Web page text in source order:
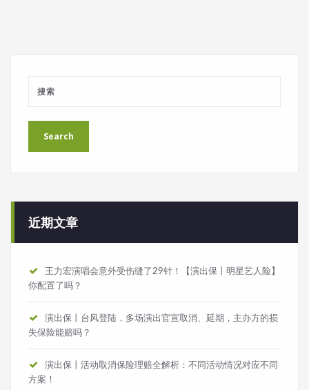
近期文章
王力宏演唱会意外受伤缝了29针！【演出保丨明星艺人险】
你配置了吗？
演出保丨台风登陆，多场演出官宣取消、延期，主办方的损
失保险能赔吗？
演出保丨活动取消保险理赔全解析：不同活动情况对应不同
方案！